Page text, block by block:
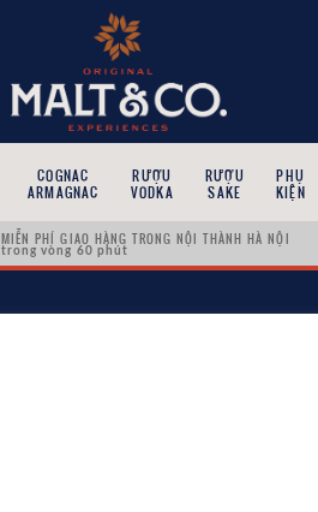
COGNAC
ARMAGNAC
RƯỢU
VODKA
RƯỢU
SAKE
PHỤ
KIỆN
MIỄN PHÍ GIAO HÀNG TRONG NỘI THÀNH HÀ NỘI
trong vòng 60 phút